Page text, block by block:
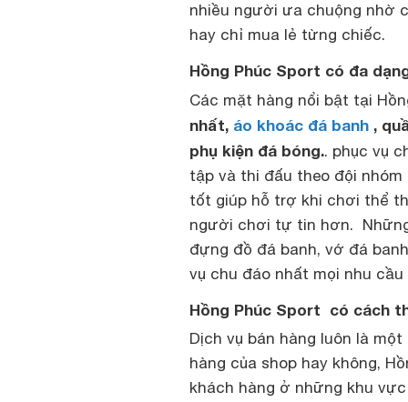
nhiều người ưa chuộng nhờ
hay chỉ mua lẻ từng chiếc.
Hồng Phúc Sport có đa
Các mặt hàng nổi bật tại
nhất, áo khoác đá banh ,
phụ kiện đá bóng.. phục vụ
tập và thi đấu theo đội
tốt giúp hỗ trợ khi chơi thể
người chơi tự tin hơn.
đựng đồ đá banh, vớ đá
vụ chu đáo nhất mọi nhu cầu
Hồng Phúc Sport có cách
Dịch vụ bán hàng luôn là
hàng của shop hay không,
khách hàng ở những khu